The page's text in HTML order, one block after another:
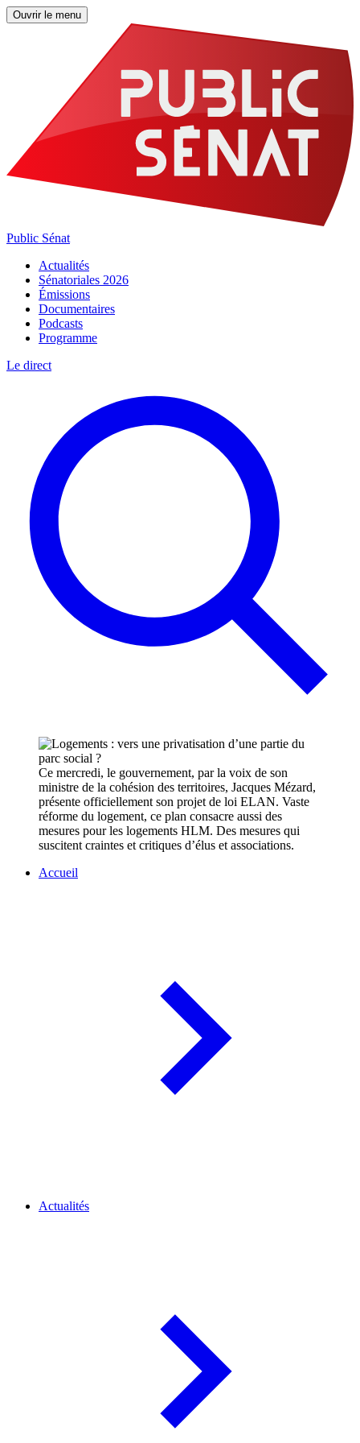
Ouvrir le menu
Public Sénat
Actualités
Sénatoriales 2026
Émissions
Documentaires
Podcasts
Programme
Le direct
Ce mercredi, le gouvernement, par la voix de son
ministre de la cohésion des territoires, Jacques Mézard,
présente officiellement son projet de loi ELAN. Vaste
réforme du logement, ce plan consacre aussi des
mesures pour les logements HLM. Des mesures qui
suscitent craintes et critiques d’élus et associations.
Accueil
Actualités